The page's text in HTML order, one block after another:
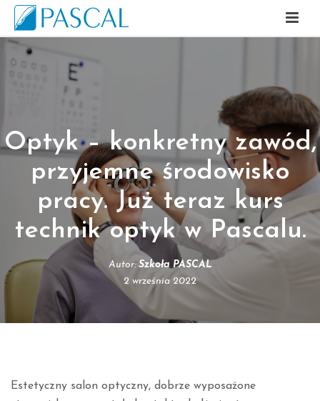
Optyk – konkretny zawód,
przyjemne środowisko
pracy. Już teraz kurs
technik optyk w Pascalu.
Autor: Szkoła PASCAL
2 września 2022
Estetyczny salon optyczny, dobrze wyposażone